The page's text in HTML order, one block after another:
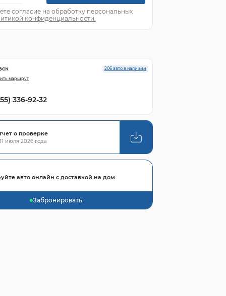
согласие на обработку персональных
конфиденциальности.
206 авто в наличии
маршрут
336-92-32
о проверке
июля 2026 года
авто онлайн с доставкой на дом
Забронировать